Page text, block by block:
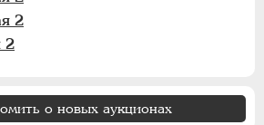
2
2
о новых аукционах